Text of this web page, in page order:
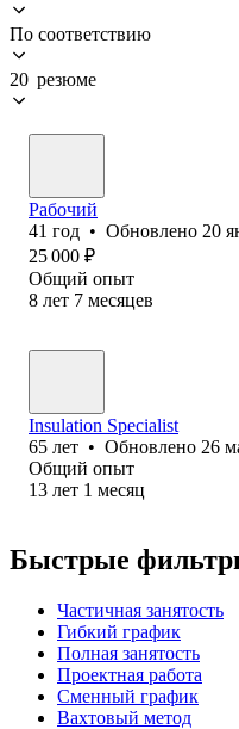
По соответствию
20 резюме
Рабочий
41 год • Обновлено 20
25 000 ₽
Общий опыт
8 лет 7 месяцев
Insulation Specialist
65 лет • Обновлено 26
Общий опыт
13 лет 1 месяц
Быстрые
Частичная занятость
Гибкий график
Полная занятость
Проектная работа
Сменный график
Вахтовый метод